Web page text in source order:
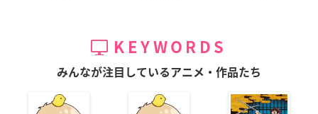
KEYWORDS
みんなが注目しているアニメ・作品たち